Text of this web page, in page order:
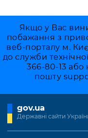
Якщо у Вас
побажання з
веб-порталу м.
до служби
366-80-13 або
пошту
gov.ua
Державні сайти